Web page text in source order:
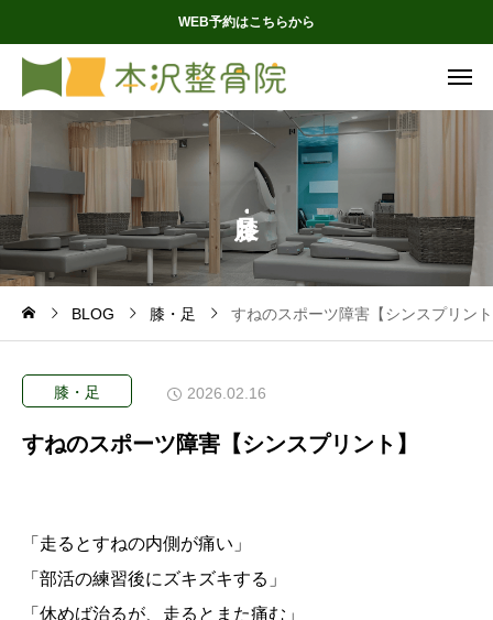
WEB予約はこちらから
BLOG 膝・足 すねのスポーツ障害【シンスプリン
膝・足 2026.02.16
すねのスポーツ障害【シンスプリント】
「走るとすねの内側が痛い」
「部活の練習後にズキズキする」
「休めば治るが、走るとまた痛む」